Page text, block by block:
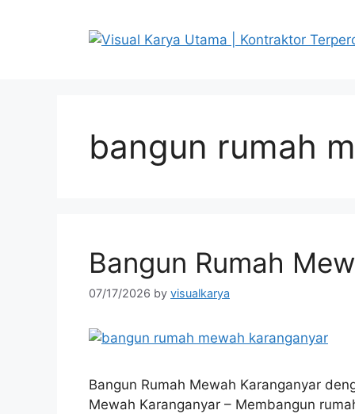
bangun rumah
Bangun Rumah
07/17/2026 by visualkarya
Bangun Rumah Mewah Karanganyar
Mewah Karanganyar – Membangun